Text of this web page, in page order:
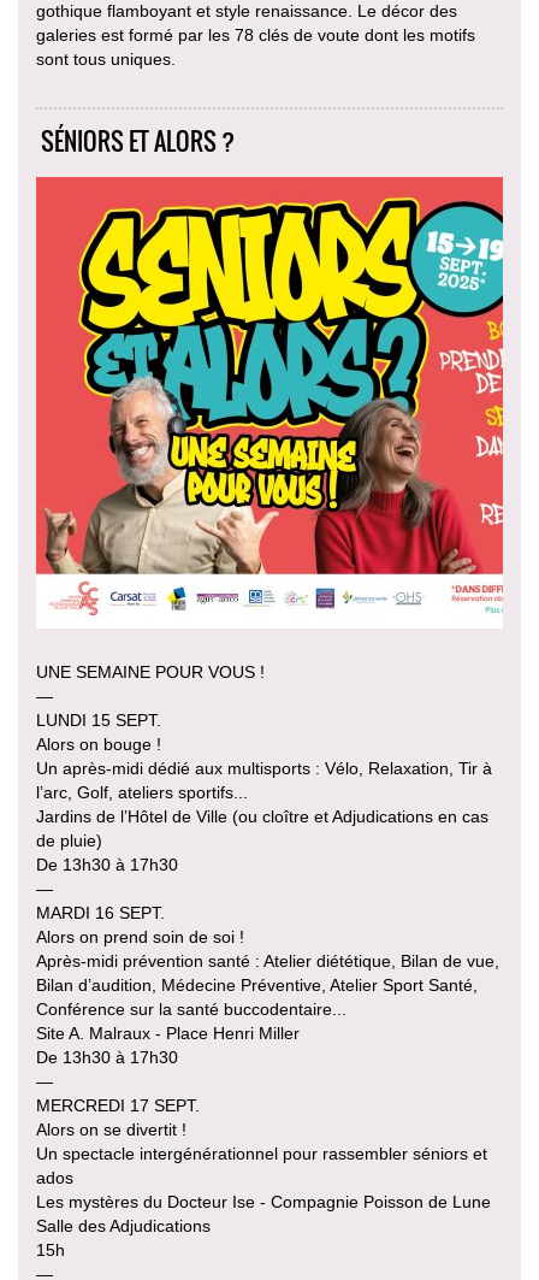
gothique flamboyant et style renaissance. Le décor des
galeries est formé par les 78 clés de voute dont les motifs
sont tous uniques.
SÉNIORS ET ALORS ?
UNE SEMAINE POUR VOUS !
—
LUNDI 15 SEPT.
Alors on bouge !
Un après-midi dédié aux multisports : Vélo, Relaxation, Tir à
l’arc, Golf, ateliers sportifs...
Jardins de l’Hôtel de Ville (ou cloître et Adjudications en cas
de pluie)
De 13h30 à 17h30
—
MARDI 16 SEPT.
Alors on prend soin de soi !
Après-midi prévention santé : Atelier diététique, Bilan de vue,
Bilan d’audition, Médecine Préventive, Atelier Sport Santé,
Conférence sur la santé buccodentaire...
Site A. Malraux - Place Henri Miller
De 13h30 à 17h30
—
MERCREDI 17 SEPT.
Alors on se divertit !
Un spectacle intergénérationnel pour rassembler séniors et
ados
Les mystères du Docteur Ise - Compagnie Poisson de Lune
Salle des Adjudications
15h
—